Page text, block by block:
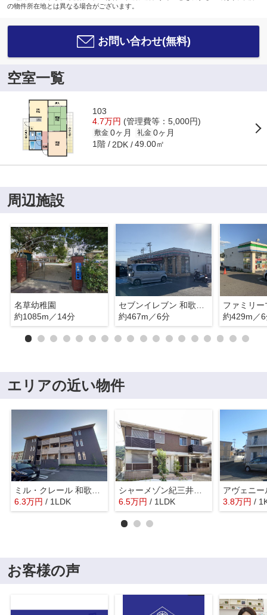
の物件所在地とは異なる場合がございます。
お問い合わせ(無料)
空室一覧
103
4.7万円 (管理費等：5,000円)
敷金 0ヶ月 礼金 0ヶ月
1階 2DK 49.00㎡
周辺施設
名草幼稚園
約1085m／14分
約467m／6分
約429m／
エリアの近い物件
6.3万円 / 1LDK
シャーメゾン紀三井寺ⅡC棟
6.5万円 / 1LDK 3.8万円 /
お客様の声